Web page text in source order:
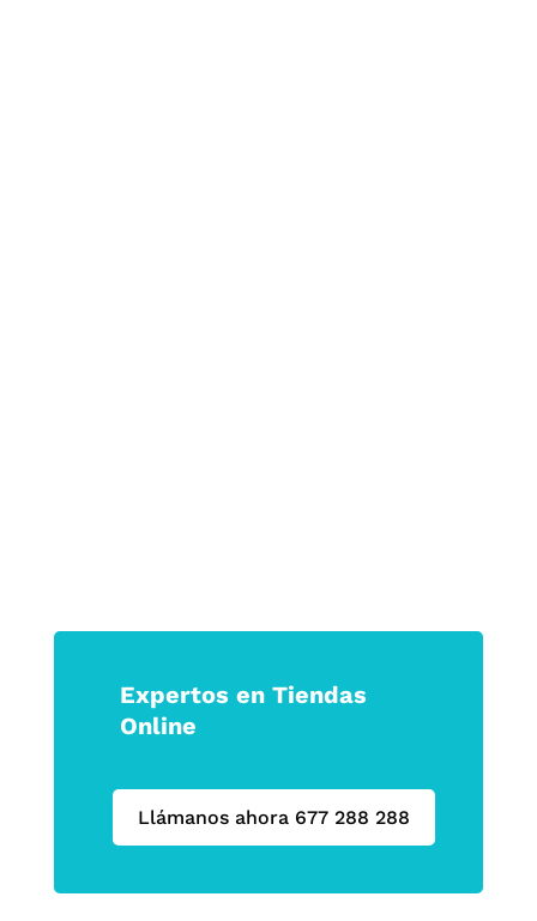
Expertos en Tiendas
Online
Llámanos ahora 677 288 288